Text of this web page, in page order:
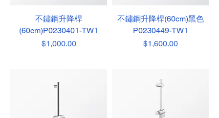
不鏽鋼升降桿
(60cm)P0230401-TW1
價格
$1,000.00
不鏽鋼升降桿(60cm)黑色
P0230449-TW1
價格
$1,600.00